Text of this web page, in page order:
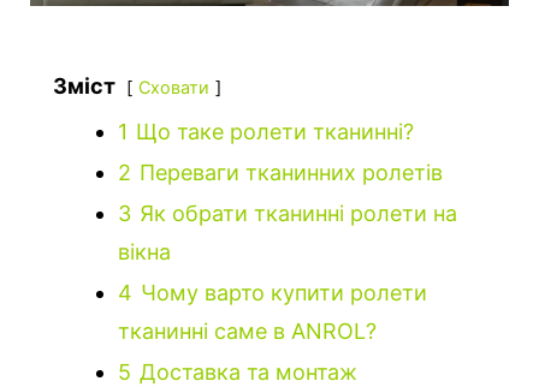
Зміст Сховати
1 Що таке ролети тканинні?
2 Переваги тканинних ролетів
3 Як обрати тканинні ролети на
вікна
4 Чому варто купити ролети
тканинні саме в ANROL?
5 Доставка та монтаж